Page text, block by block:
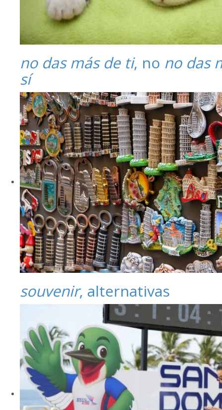
no das más de ti, no no das
sí
souvenir, alternativas